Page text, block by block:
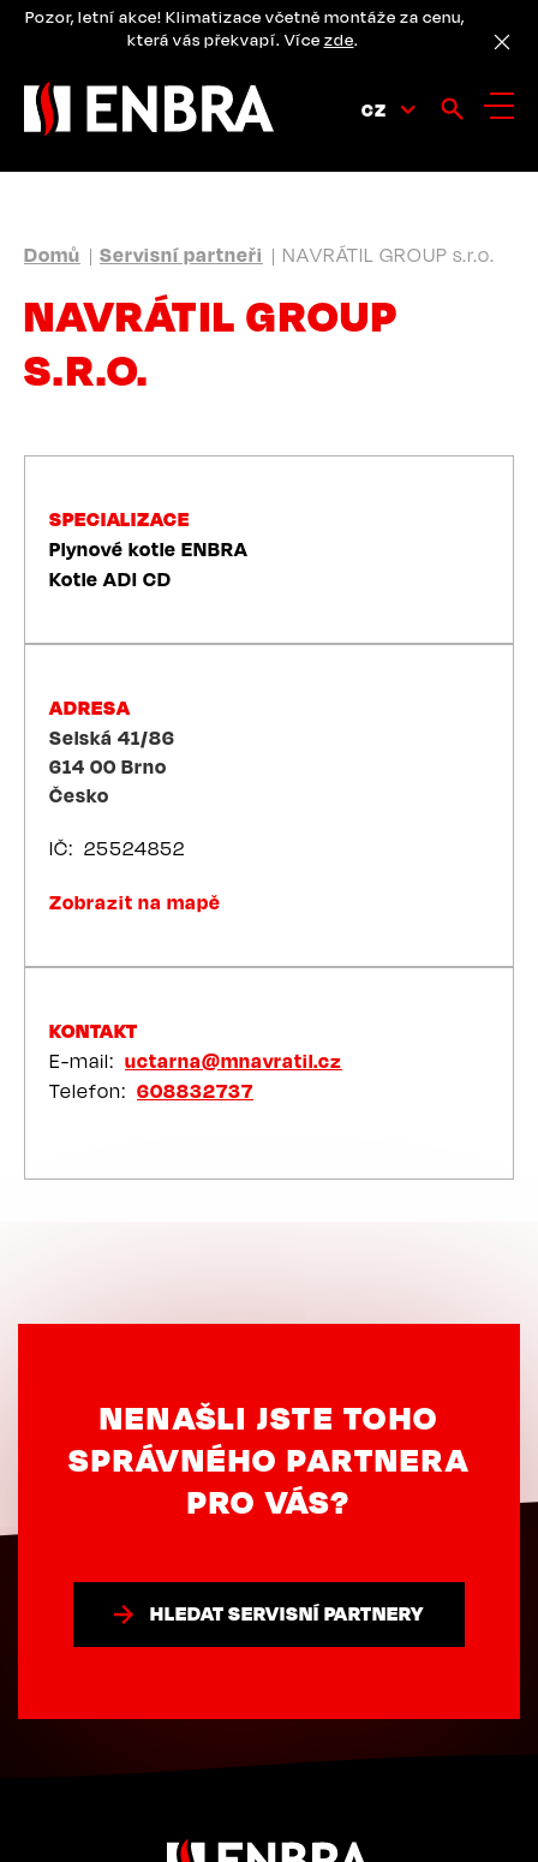
PřejítPozor, letní akce! Klimatizace včetně montáže za cenu,
která vás překvapí. Více zde.
CZ
DROBEČKOVÁ
NAVIGACE
Domů Servisní partneři NAVRÁTIL GROUP s.r.o.
NAVRÁTIL GROUP
S.R.O.
SPECIALIZACE
Plynové kotle ENBRA
Kotle ADI CD
ADRESA
Selská 41/86
614 00 Brno
Česko
IČ 25524852
Zobrazit na mapě
KONTAKT
E-mail
uctarna@mnavratil.cz
Telefon
608832737
NENAŠLI JSTE TOHO
SPRÁVNÉHO PARTNERA
PRO VÁS?
HLEDAT SERVISNÍ PARTNERY